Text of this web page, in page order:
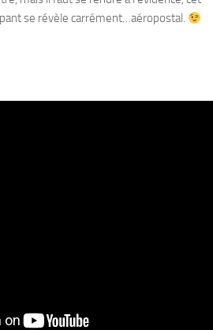
se révèle carrément…aéropostal.